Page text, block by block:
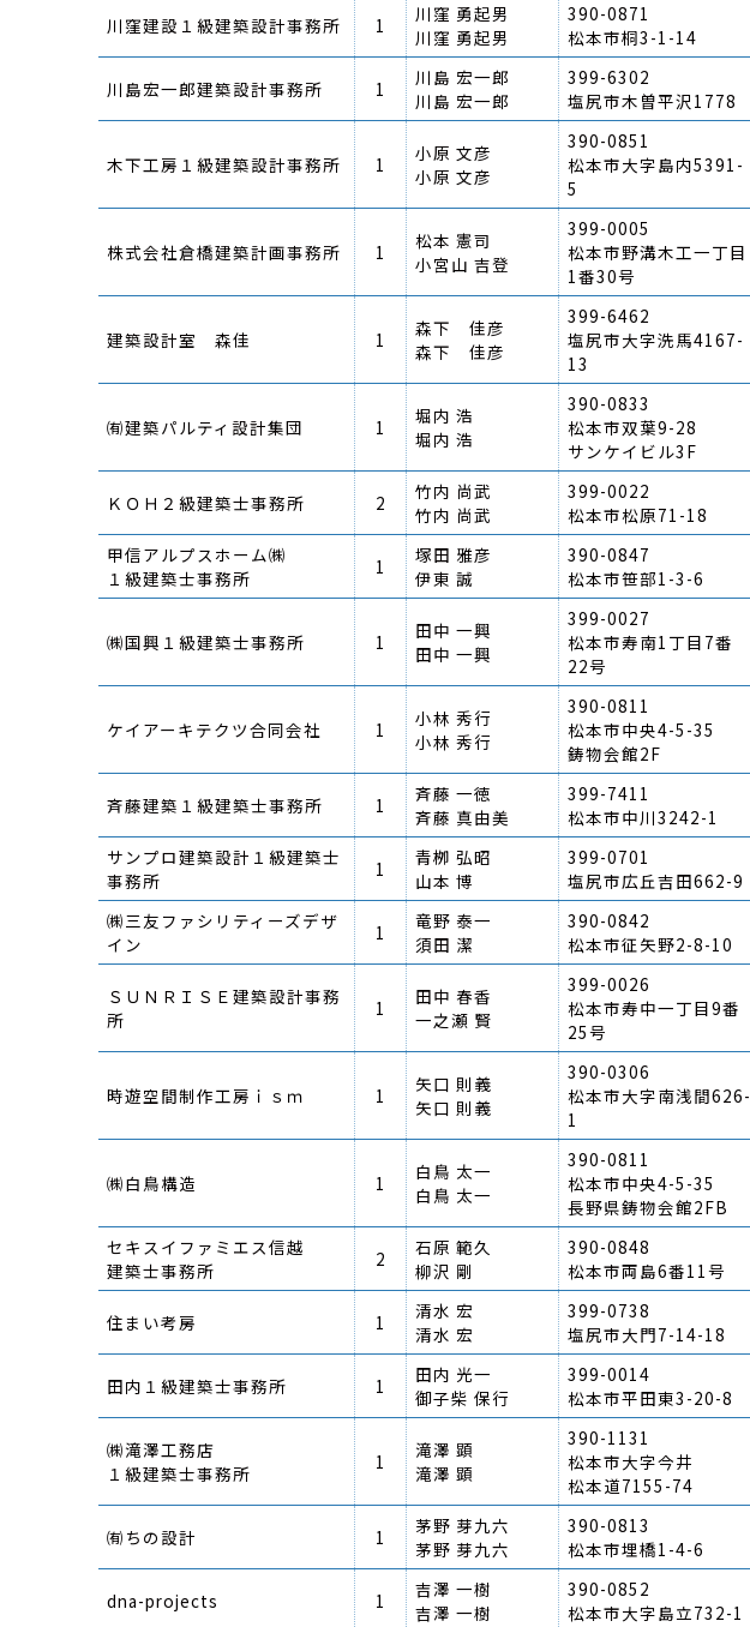
川窪建設１級建築設計事務所 1
川窪 勇起男
川窪 勇起男
390-0871
松本市桐3-1-14
川島宏一郎建築設計事務所 1
川島 宏一郎
川島 宏一郎
399-6302
塩尻市木曽平沢1778
木下工房１級建築設計事務所 1
小原 文彦
小原 文彦
390-0851
松本市大字島内5391-
5
株式会社倉橋建築計画事務所 1
松本 憲司
小宮山 吉登
399-0005
松本市野溝木工一丁目
1番30号
建築設計室 森佳 1
森下 佳彦
森下 佳彦
399-6462
塩尻市大字洗馬4167-
13
㈲建築パルティ設計集団 1
堀内 浩
堀内 浩
390-0833
松本市双葉9-28
サンケイビル3F
ＫＯＨ２級建築士事務所 2
竹内 尚武
竹内 尚武
399-0022
松本市松原71-18
甲信アルプスホーム㈱
１級建築士事務所
1
塚田 雅彦
伊東 誠
390-0847
松本市笹部1-3-6
㈱国興１級建築士事務所 1
田中 一興
田中 一興
399-0027
松本市寿南1丁目7番
22号
ケイアーキテクツ合同会社 1
小林 秀行
小林 秀行
390-0811
松本市中央4-5-35
鋳物会館2F
斉藤建築１級建築士事務所 1
斉藤 一徳
斉藤 真由美
399-7411
松本市中川3242-1
サンプロ建築設計１級建築士
事務所
1
青栁 弘昭
山本 博
399-0701
塩尻市広丘吉田662-9
㈱三友ファシリティーズデザ
イン
1
竜野 泰一
須田 潔
390-0842
松本市征矢野2-8-10
ＳＵＮＲＩＳＥ建築設計事務
所
1
田中 春香
一之瀬 賢
399-0026
松本市寿中一丁目9番
25号
時遊空間制作工房ｉｓｍ 1
矢口 則義
矢口 則義
390-0306
松本市大字南浅間626-
1
㈱白鳥構造 1
白鳥 太一
白鳥 太一
390-0811
松本市中央4-5-35
長野県鋳物会館2FB
セキスイファミエス信越
建築士事務所
2
石原 範久
柳沢 剛
390-0848
松本市両島6番11号
住まい考房 1
清水 宏
清水 宏
399-0738
塩尻市大門7-14-18
田内１級建築士事務所 1
田内 光一
御子柴 保行
399-0014
松本市平田東3-20-8
㈱滝澤工務店
１級建築士事務所
1
滝澤 顕
滝澤 顕
390-1131
松本市大字今井
松本道7155-74
㈲ちの設計 1
茅野 芽九六
茅野 芽九六
390-0813
松本市埋橋1-4-6
dna-projects 1
吉澤 一樹
吉澤 一樹
390-0852
松本市大字島立732-1